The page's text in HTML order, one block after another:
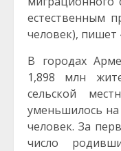
естественным
человек),
В городах
1,898 млн
сельской
уменьшилось на
человек. За
число